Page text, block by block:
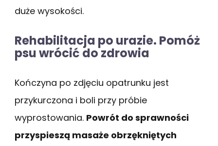
duże wysokości.
Rehabilitacja po urazie. Pomóż
psu wrócić do zdrowia
Kończyna po zdjęciu opatrunku jest
przykurczona i boli przy próbie
wyprostowania. Powrót do sprawności
przyspieszą masaże obrzękniętych